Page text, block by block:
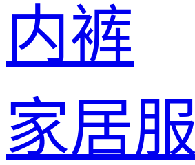
内裤
家居服